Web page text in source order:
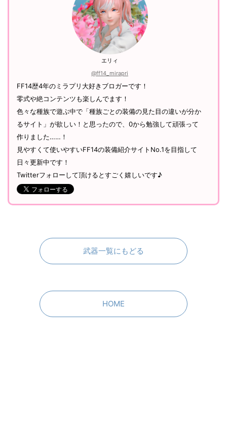
エリィ
@ff14_mirapri
FF14歴4年のミラプリ大好きブロガーです！
零式や絶コンテンツも楽しんでます！
色々な種族で遊ぶ中で「種族ごとの装備の見た目の違いが分か
るサイト」が欲しい！と思ったので、0から勉強して頑張って
作りました……！
見やすくて使いやすいFF14の装備紹介サイトNo.1を目指して
日々更新中です！
Twitterフォローして頂けるとすごく嬉しいです♪
武器一覧にもどる
HOME